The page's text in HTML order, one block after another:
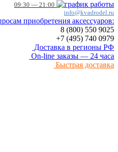
09:30 — 21:00
info@kvadrodel.ru
приобретения аксессуаров:
8 (800) 550 9025
+7 (495) 740 0979
Доставка в регионы РФ
On-line заказы — 24 часа
Быстрая доставка